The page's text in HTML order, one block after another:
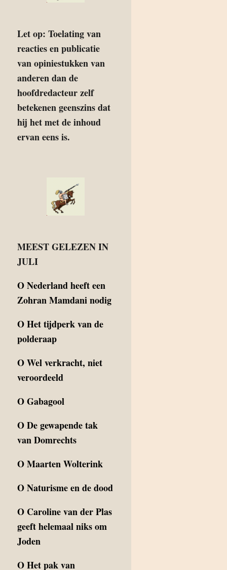
Let op: Toelating van
reacties en publicatie
van opiniestukken van
anderen dan de
hoofdredacteur zelf
betekenen geenszins dat
hij het met de inhoud
ervan eens is.
MEEST GELEZEN IN
JULI
ONederland heeft een
Zohran Mamdani nodig
OHet tijdperk van de
polderaap
OWel verkracht, niet
veroordeeld
OGabagool
ODe gewapende tak
van Domrechts
OMaarten Wolterink
ONaturisme en de dood
O Caroline van der Plas
geeft helemaal niks om
Joden
OHet pak van